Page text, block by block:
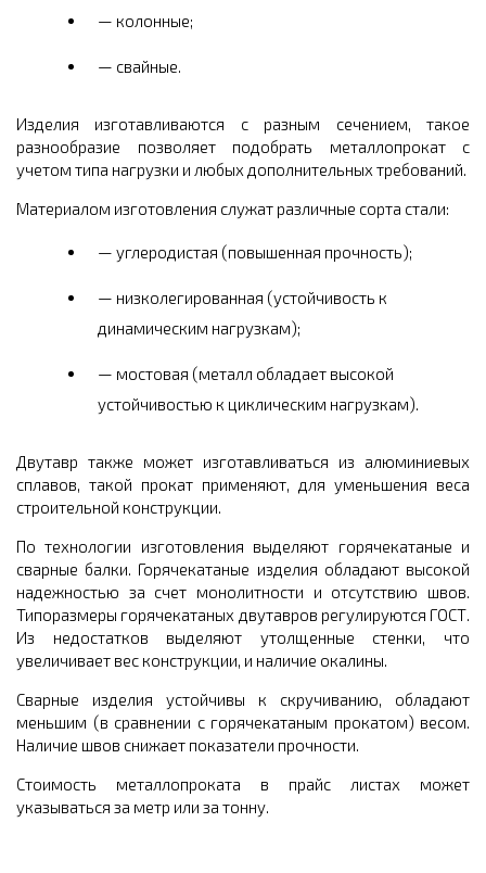
колонные;
свайные.
Изделия изготавливаются с разным сечением, такое
разнообразие позволяет подобрать металлопрокат с
учетом типа нагрузки и любых дополнительных требований.
Материалом изготовления служат различные сорта стали:
углеродистая (повышенная прочность);
низколегированная (устойчивость к
динамическим нагрузкам);
мостовая (металл обладает высокой
устойчивостью к циклическим нагрузкам).
Двутавр также может изготавливаться из алюминиевых
сплавов, такой прокат применяют, для уменьшения веса
строительной конструкции.
По технологии изготовления выделяют горячекатаные и
сварные балки. Горячекатаные изделия обладают высокой
надежностью за счет монолитности и отсутствию швов.
Типоразмеры горячекатаных двутавров регулируются ГОСТ.
Из недостатков выделяют утолщенные стенки, что
увеличивает вес конструкции, и наличие окалины.
Сварные изделия устойчивы к скручиванию, обладают
меньшим (в сравнении с горячекатаным прокатом) весом.
Наличие швов снижает показатели прочности.
Стоимость металлопроката в прайс листах может
указываться за метр или за тонну.